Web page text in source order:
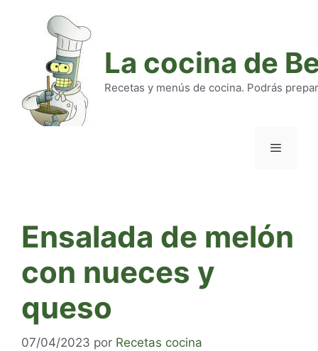
La cocina de
Recetas y menús de cocina. Podrás
Ensalada de melón
con nueces y
queso
07/04/2023 por Recetas cocina